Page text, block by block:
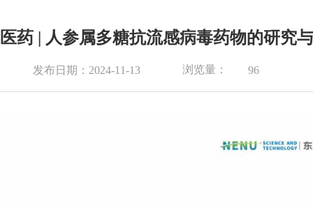
药 | 人参属多糖抗流感病毒药物的研究
发布日期：2024-11-13 浏览量： 96